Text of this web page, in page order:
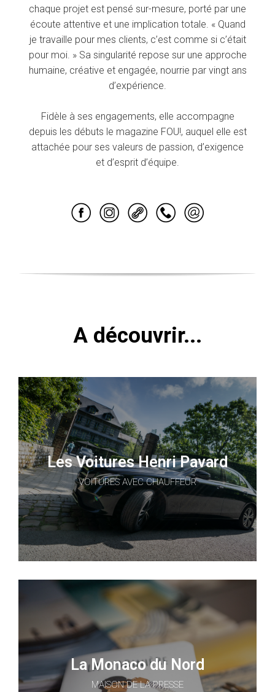
chaque projet est pensé sur-mesure, porté par une
écoute attentive et une implication totale. « Quand
je travaille pour mes clients, c’est comme si c’était
pour moi. » Sa singularité repose sur une approche
humaine, créative et engagée, nourrie par vingt ans
d’expérience.
Fidèle à ses engagements, elle accompagne
depuis les débuts le magazine FOU!, auquel elle est
attachée pour ses valeurs de passion, d’exigence
et d’esprit d’équipe.
A découvrir...
Les Voitures Henri Pavard
VOITURES AVEC CHAUFFEUR
La Monaco du Nord
MAISON DE LA PRESSE